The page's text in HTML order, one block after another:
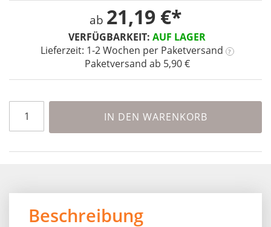
VERFÜGBARKEIT: AUF LAGER
Lieferzeit: 1-2 Wochen per Paketversand ?
Paketversand ab 5,90 €
ab 21,19 €
IN DEN WARENKORB
Beschreibung